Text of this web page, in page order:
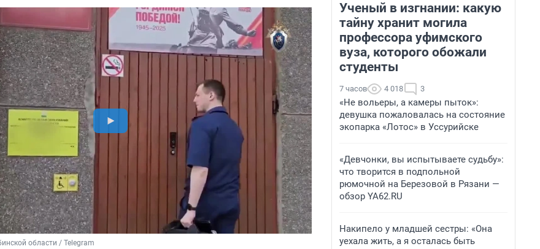
области / Telegram
Ученый в изгнании: какую
тайну хранит могила
профессора уфимского
вуза, которого обожали
студенты
7 часов 4 018 3
«Не вольеры, а камеры пыток»:
девушка пожаловалась на состояние
экопарка «Лотос» в Уссурийске
«Девчонки, вы испытываете судьбу»:
что творится в подпольной
рюмочной на Березовой в Рязани —
обзор YA62.RU
Накипело у младшей сестры: «Она
уехала жить, а я осталась быть